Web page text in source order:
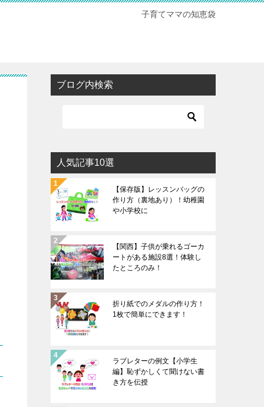
子育てママの知恵袋
ブログ内検索
人気記事10選
【保存版】レッスンバッグの
作り方（裏地あり）！幼稚園
や小学校に
【関西】子供が乗れるゴーカ
ートがある施設8選！体験し
たところのみ！
折り紙でのメダルの作り方！
1枚で簡単にできます！
ラブレターの例文【小学生
編】恥ずかしくて聞けない書
き方を伝授